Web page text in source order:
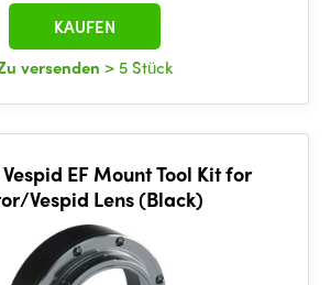
versenden > 5 Stück
KAUFEN
EF Mount Tool Kit for
Vespid Lens (Black)